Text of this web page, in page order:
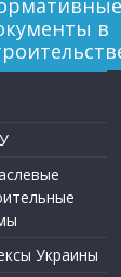
в
Украины